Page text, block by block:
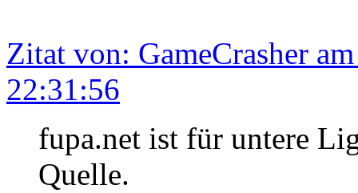
Zitat von: GameCrasher
22:31:56
fupa.net ist für untere
Quelle.